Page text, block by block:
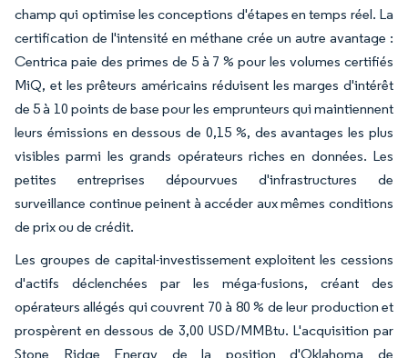
champ qui optimise les conceptions d'étapes en temps réel. La
certification de l'intensité en méthane crée un autre avantage :
Centrica paie des primes de 5 à 7 % pour les volumes certifiés
MiQ, et les prêteurs américains réduisent les marges d'intérêt
de 5 à 10 points de base pour les emprunteurs qui maintiennent
leurs émissions en dessous de 0,15 %, des avantages les plus
visibles parmi les grands opérateurs riches en données. Les
petites entreprises dépourvues d'infrastructures de
surveillance continue peinent à accéder aux mêmes conditions
de prix ou de crédit.
Les groupes de capital-investissement exploitent les cessions
d'actifs déclenchées par les méga-fusions, créant des
opérateurs allégés qui couvrent 70 à 80 % de leur production et
prospèrent en dessous de 3,00 USD/MMBtu. L'acquisition par
Stone Ridge Energy de la position d'Oklahoma de